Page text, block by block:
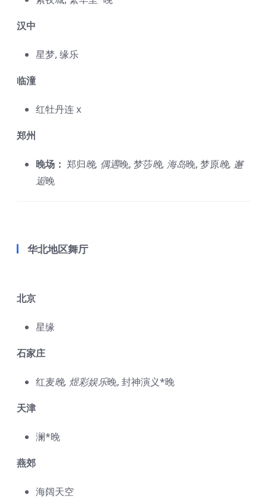
汉中
星梦, 缘乐
临潼
红牡丹连 x
郑州
晚场： 郑归晚, 偶遇晚, 梦莎晚, 海岛晚, 梦原晚, 邂
逅晚
华北地区舞厅
北京
星缘
石家庄
红麦晚, 煜彩娱乐晚, 封神演义*晚
天津
澜*晚
燕郊
海阔天空